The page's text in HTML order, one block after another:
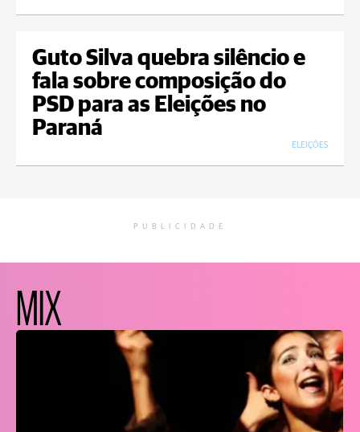
Guto Silva quebra silêncio e
fala sobre composição do
PSD para as Eleições no
Paraná
ELEIÇÕES
PUBLICIDADE
MIX